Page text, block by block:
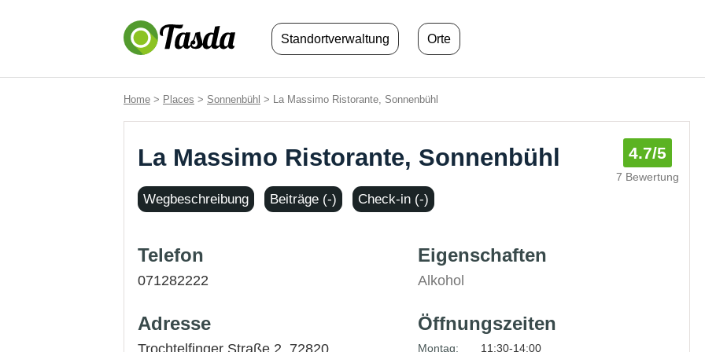
Standortverwaltung Orte
Home > Places > Sonnenbühl > La Massimo Ristorante, Sonnenbühl
La Massimo Ristorante, Sonnenbühl 4.7/5
7 Bewertung
Wegbeschreibung Beiträge (-) Check-in (-)
Telefon
071282222
Adresse
Trochtelfinger Straße 2, 72820,
Eigenschaften
Alkohol
Öffnungszeiten
Montag:
11:30-14:00